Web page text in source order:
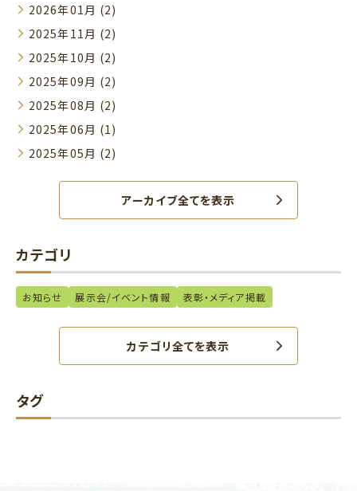
2026年01月 (2)
2025年11月 (2)
2025年10月 (2)
2025年09月 (2)
2025年08月 (2)
2025年06月 (1)
2025年05月 (2)
アーカイブ全てを表示
カテゴリ
お知らせ 展示会/イベント情報 表彰・メディア掲載
カテゴリ全てを表示
タグ